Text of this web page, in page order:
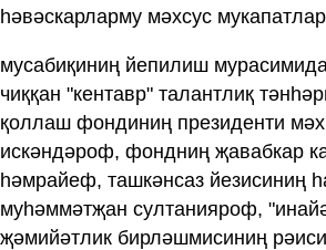
һәвәскарларму мәхсус
мусабиқиниң йепилиш
чиққан "кентавр" талантлиқ
қоллаш фондиниң президенти
искәндәроф, фондниң җавабкар
һәмрайеф, ташкәнсаз йезисиниң
муһәммәтҗан султанияроф,
җәмийәтлик бирләшмисиниң